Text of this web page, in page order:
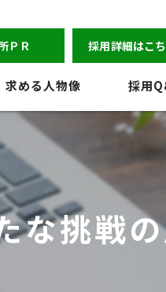
ＰＲ 採用詳細はこ
求める人物像 採用
な挑戦